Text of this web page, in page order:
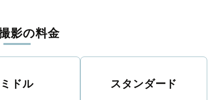
調整。自然な雰囲気を残しつつも、おしゃれで洗練された仕上が
影の料金
ミドル スタンダード